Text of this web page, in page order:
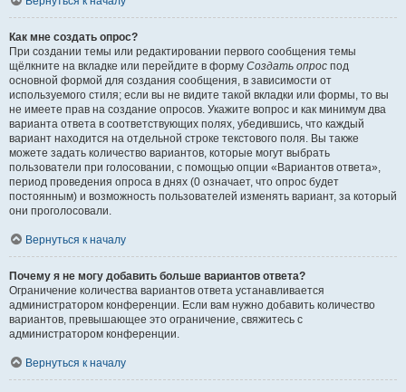
Как мне создать опрос?
При создании темы или редактировании первого сообщения темы
щёлкните на вкладке или перейдите в форму Создать опрос под
основной формой для создания сообщения, в зависимости от
используемого стиля; если вы не видите такой вкладки или формы, то вы
не имеете прав на создание опросов. Укажите вопрос и как минимум два
варианта ответа в соответствующих полях, убедившись, что каждый
вариант находится на отдельной строке текстового поля. Вы также
можете задать количество вариантов, которые могут выбрать
пользователи при голосовании, с помощью опции «Вариантов ответа»,
период проведения опроса в днях (0 означает, что опрос будет
постоянным) и возможность пользователей изменять вариант, за который
они проголосовали.
Вернуться к началу
Почему я не могу добавить больше вариантов ответа?
Ограничение количества вариантов ответа устанавливается
администратором конференции. Если вам нужно добавить количество
вариантов, превышающее это ограничение, свяжитесь с
администратором конференции.
Вернуться к началу